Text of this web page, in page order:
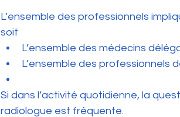
L’ensemble des professionnels
soit
L’ensemble des médecins
L’ensemble des professionnels
Si dans l’activité quotidienne, la
radiologue est fréquente.